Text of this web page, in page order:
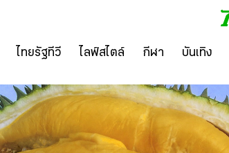
ไทยรัฐทีวี ไลฟ์สไตล์ กีฬา บันเทิง